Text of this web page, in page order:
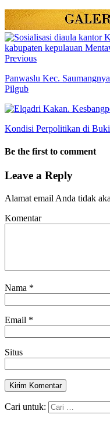
Previous
Panwaslu Kec.
Pilgub
Kondisi Perpolitikan di
Be the first to comment
Leave a Reply
Alamat email Anda tidak
Komentar
Nama *
Email *
Situs
Cari untuk: